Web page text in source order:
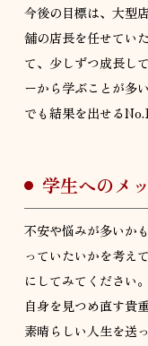
今後の目標は、大型
舗の店長を任せてい
て、少しずつ成長し
ーから学ぶことが多
でも結果を出せる
学生へのメ
不安や悩みが多いか
っていたいかを考え
にしてみてください
自身を見つめ直す貴
素晴らしい人生を送